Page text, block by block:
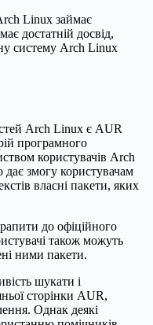
Linux займає
достатній досвід,
систему Arch Linux
Arch Linux є AUR
програмного
користувачів Arch
змогу користувачам
власні пакети, яких
до офіційного
також можуть
ними пакети.
шукати і
сторінки AUR,
Однак деякі